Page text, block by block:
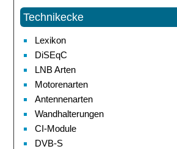
Technikecke
Lexikon
DiSEqC
LNB Arten
Motorenarten
Antennenarten
Wandhalterungen
CI-Module
DVB-S